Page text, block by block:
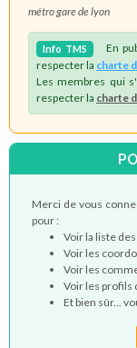
métro gare de lyon
Info TMS En
respecter la charte
Les membres qui
respecter la charte
Merci de vous
pour :
Voir la liste
Voir les
Voir les
Voir les profils
Et bien sûr...